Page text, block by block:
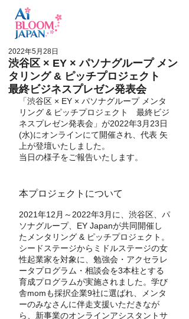
渋谷区 × EY × パソナグループ メン
タリング & ピッチプロジェクト
最終ビジネスプレゼン発表会
2022年5月28日
「渋谷区 × EY × パソナグループ メンタ
リング & ピッチプロジェクト　最終ビジ
ネスプレゼン発表会」が2022年3月23日
(水)にオンラインにて開催され、代表 矢
上が登壇いたしました。
当日の様子をご報告いたします。
本プロジェクトについて
2021年12月～2022年3月に、渋谷区、パ
ソナグループ、EY Japanが共同開催し
たメンタリング & ピッチプロジェクト。
シードステージからミドルステージの女
性起業家を対象に、勉強会・アクセラレ
ータプログラム・相談会を3本柱とする
育成プログラムが実施されました。学び
舎momも採択企業9社に選ばれ、メンタ
ーのみなさんに伴走支援いただきなが
ら、新事業のオンラインアシスタントサ